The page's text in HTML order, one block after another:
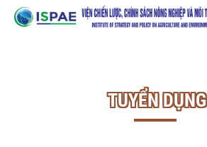
TUYỂN DỤNG